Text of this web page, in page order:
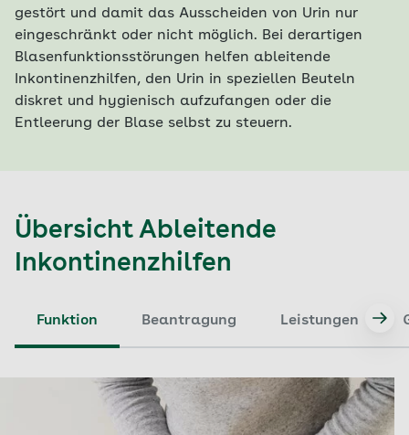
gestört und damit das Ausscheiden von Urin nur
eingeschränkt oder nicht möglich. Bei derartigen
Blasenfunktionsstörungen helfen ableitende
Inkontinenzhilfen, den Urin in speziellen Beuteln
diskret und hygienisch aufzufangen oder die
Entleerung der Blase selbst zu steuern.
Übersicht Ableitende
Inkontinenzhilfen
Funktion Beantragung Leistungen